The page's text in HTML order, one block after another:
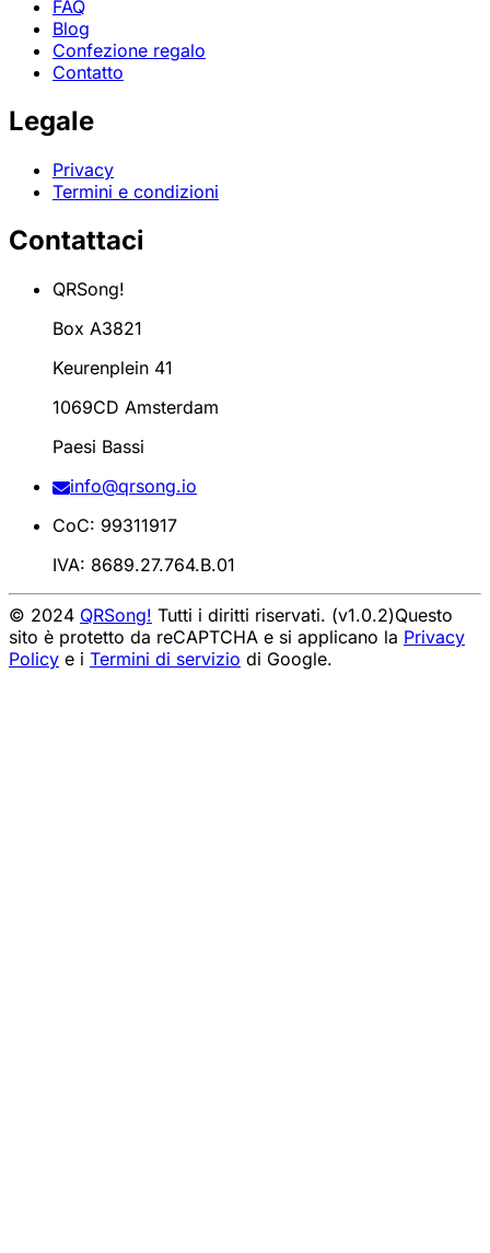
FAQ
Blog
Confezione regalo
Contatto
Legale
Privacy
Termini e condizioni
Contattaci
QRSong!
Box A3821
Keurenplein 41
1069CD Amsterdam
Paesi Bassi
info@qrsong.io
CoC: 99311917
IVA: 8689.27.764.B.01
© 2024 QRSong! Tutti i diritti riservati. (v1.0.2)Questo
sito è protetto da reCAPTCHA e si applicano la Privacy
Policy e i Termini di servizio di Google.